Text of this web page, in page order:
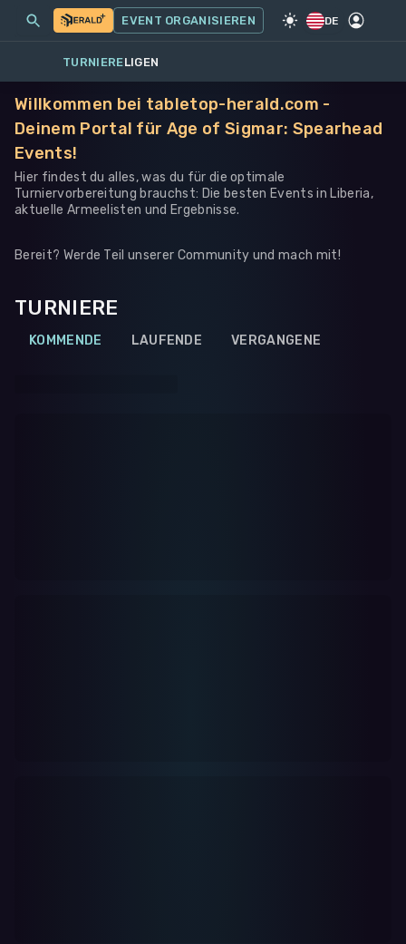
SPIEL·WARHAMMER 40K
MEINE EVENTS MEHR
EVENT ORGANISIEREN DE
TURNIERELIGEN
Willkommen bei tabletop-herald.com -
Deinem Portal für Age of Sigmar: Spearhead
Events!
Hier findest du alles, was du für die optimale
Turniervorbereitung brauchst: Die besten Events in Liberia,
aktuelle Armeelisten und Ergebnisse.
Bereit? Werde Teil unserer Community und mach mit!
TURNIERE
KOMMENDE LAUFENDE VERGANGENE